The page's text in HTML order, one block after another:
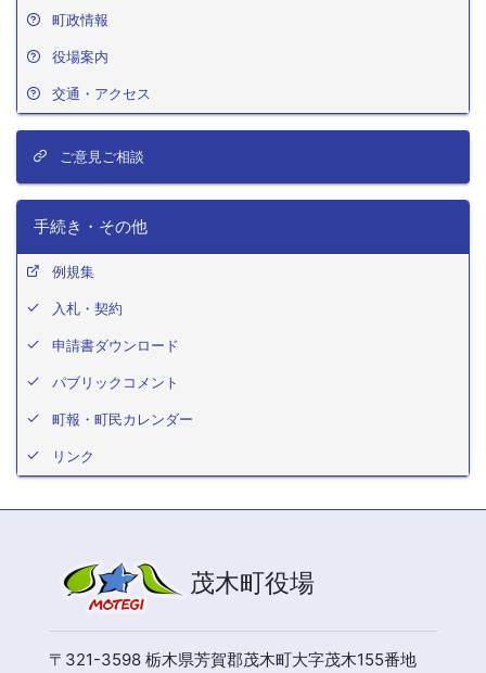
町政情報
役場案内
交通・アクセス
ご意見ご相談
手続き・その他
例規集
入札・契約
申請書ダウンロード
パブリックコメント
町報・町民カレンダー
リンク
茂木町役場
〒321-3598 栃木県芳賀郡茂木町大字茂木155番地